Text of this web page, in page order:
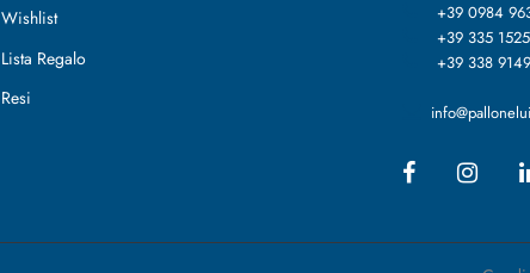
Wishlist
Lista Regalo
Resi
+39 0984
+39 335
+39 338